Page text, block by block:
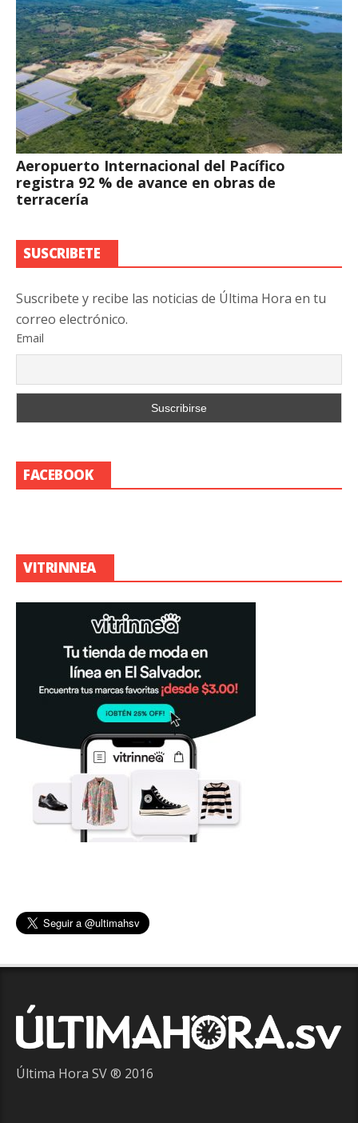
Aeropuerto Internacional del Pacífico
registra 92 % de avance en obras de
terracería
SUSCRIBETE
Suscribete y recibe las noticias de Última Hora en tu
correo electrónico.
Email
FACEBOOK
VITRINNEA
Última Hora SV ® 2016